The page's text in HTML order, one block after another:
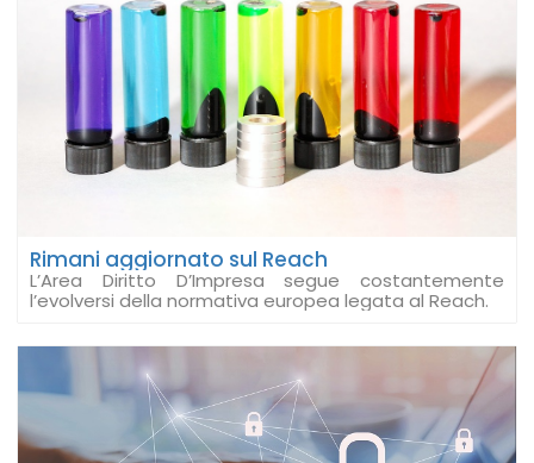
Rimani aggiornato sul Reach
L’Area Diritto D’Impresa segue costantemente
l’evolversi della normativa europea legata al Reach.